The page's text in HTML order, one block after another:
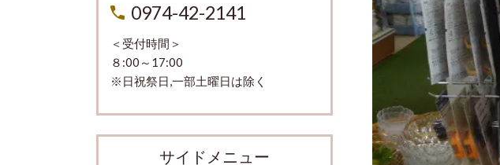
0974-42-2141
＜受付時間＞
８:00～17:00
※日祝祭日,一部土曜日は除く
サイドメニュー